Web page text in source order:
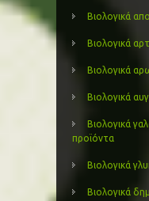
Βιολογικά
Βιολογικά
Βιολογικά
Βιολογικά
Βιολογικά
προϊόντα
Βιολογικά
Βιολογικά